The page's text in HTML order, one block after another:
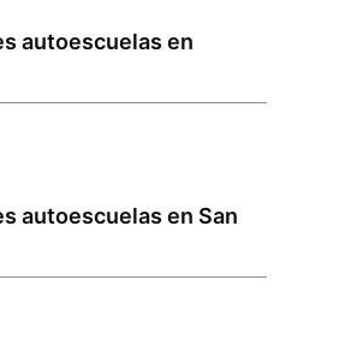
autoescuelas en
autoescuelas en San